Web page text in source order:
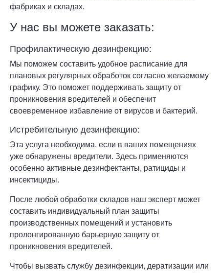
фабриках и складах.
У нас вы можете заказать:
Профилактическую дезинфекцию:
Мы поможем составить удобное расписание для
плановых регулярных обработок согласно желаемому
графику. Это поможет поддерживать защиту от
проникновения вредителей и обеспечит
своевременное избавление от вирусов и бактерий.
Истребительную дезинфекцию:
Эта услуга необходима, если в ваших помещениях
уже обнаружены вредители. Здесь применяются
особенно активные дезинфектанты, ратициды и
инсектициды.
После любой обработки складов наш эксперт может
составить индивидуальный план защиты
производственных помещений и установить
пролонгированную барьерную защиту от
проникновения вредителей.
Чтобы вызвать службу дезинфекции, дератизации или